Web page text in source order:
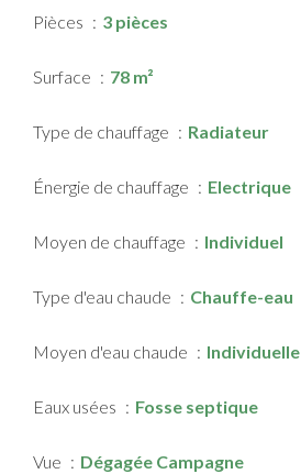
Pièces 3 pièces
Surface 78 m²
Type de chauffage Radiateur
Énergie de chauffage Electrique
Moyen de chauffage Individuel
Type d'eau chaude Chauffe-eau
Moyen d'eau chaude Individuelle
Eaux usées Fosse septique
Vue Dégagée Campagne